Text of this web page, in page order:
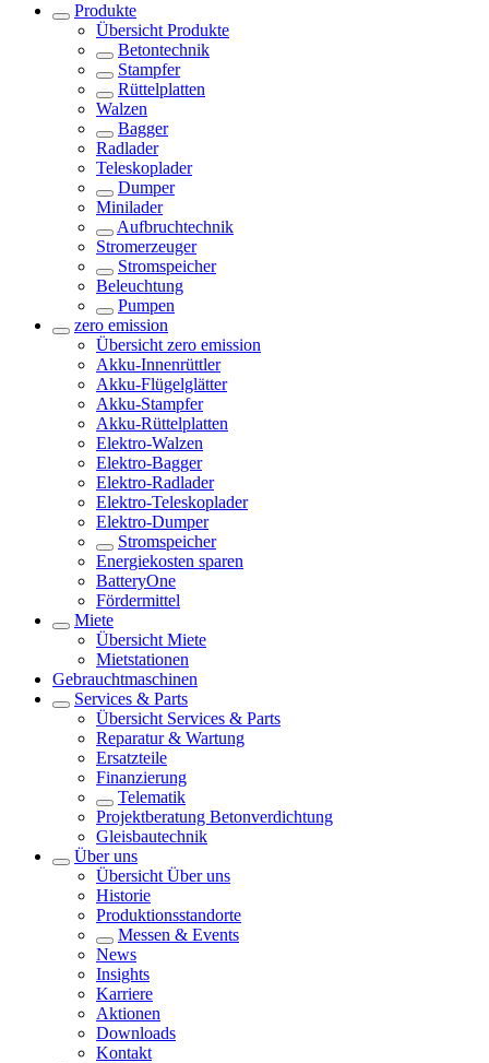
Produkte
Übersicht Produkte
Betontechnik
Stampfer
Rüttelplatten
Walzen
Bagger
Radlader
Teleskoplader
Dumper
Minilader
Aufbruchtechnik
Stromerzeuger
Stromspeicher
Beleuchtung
Pumpen
zero emission
Übersicht zero emission
Akku-Innenrüttler
Akku-Flügelglätter
Akku-Stampfer
Akku-Rüttelplatten
Elektro-Walzen
Elektro-Bagger
Elektro-Radlader
Elektro-Teleskoplader
Elektro-Dumper
Stromspeicher
Energiekosten sparen
BatteryOne
Fördermittel
Miete
Übersicht Miete
Mietstationen
Gebrauchtmaschinen
Services & Parts
Übersicht Services & Parts
Reparatur & Wartung
Ersatzteile
Finanzierung
Telematik
Projektberatung Betonverdichtung
Gleisbautechnik
Über uns
Übersicht Über uns
Historie
Produktionsstandorte
Messen & Events
News
Insights
Karriere
Aktionen
Downloads
Kontakt